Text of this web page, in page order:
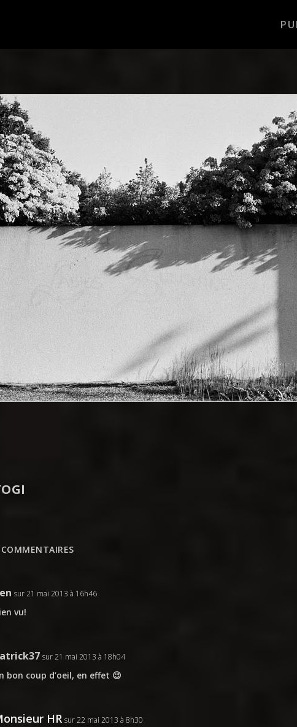
sur 21 mai 2013 à 16h46
vu!
sur 21 mai 2013 à 18h04
bon coup d’oeil, en effet 😉
HR sur 22 mai 2013 à 8h30